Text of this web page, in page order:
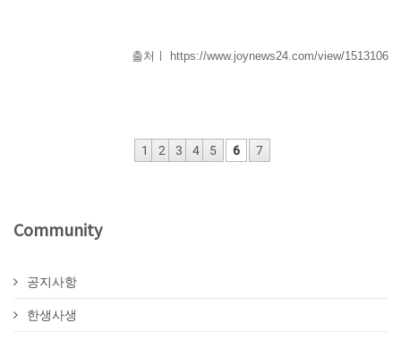
출처ㅣ https://www.joynews24.com/view/1513106
1 2 3 4 5 6 7
Community
공지사항
한생사생